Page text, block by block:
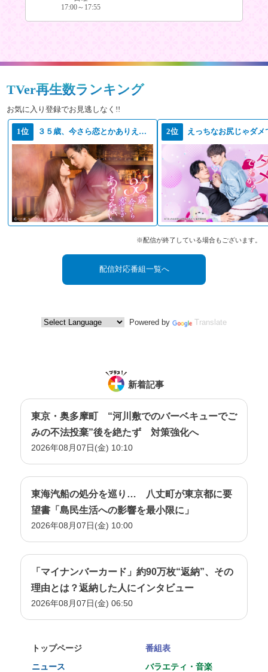
17:00～17:55
TVer再生数ランキング
お気に入り登録でお見逃しなく!!
1位 ３５歳、今さら恋とかありえない 2位 えっちなお尻じゃダメ
※配信が終了している場合もございます。
配信対応番組一覧へ
Powered by Translate
新着記事
東京・奥多摩町 “河川敷でのバーベキューでご
みの不法投棄”後を絶たず 対策強化へ
2026年08月07日(金) 10:10
東海汽船の処分を巡り… 八丈町が東京都に要
望書「島民生活への影響を最小限に」
2026年08月07日(金) 10:00
「マイナンバーカード」約90万枚“返納”、その
理由とは？返納した人にインタビュー
2026年08月07日(金) 06:50
トップページ
番組表
ニュース
バラエティ・音楽